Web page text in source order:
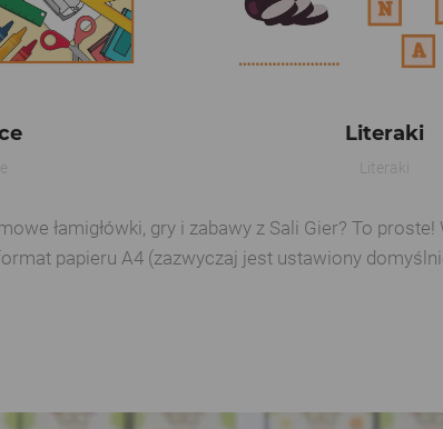
Literaki
Literaki
łamigłówki, gry i zabawy z Sali Gier? To
papieru A4 (zazwyczaj jest ustawiony